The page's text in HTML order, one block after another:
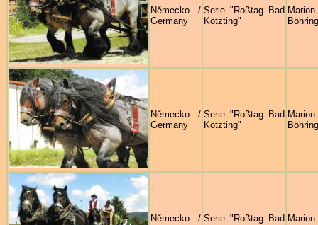
Německo /
Germany
Serie "Roßtag Bad
Kötzting"
Marion
Německo /
Germany
Serie "Roßtag Bad
Kötzting"
Marion
Německo / Serie "Roßtag Bad Marion